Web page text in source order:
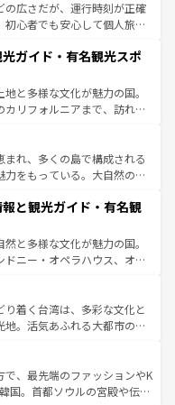
着のフランス情報はコンテンツ一覧
を参照してほしい。
らない英国パブ、サッカー観
体験も豊富。イギリスを旅
の広さだが、運行時刻が正確
心者でも安心して個人旅行
イスならではのユニークな
けでなく町歩きも満喫する
いため物価も高いが、旅行
スもあり、うまく活用すれ
ガイド・有名観光スポ
と多様な文化が魅力の国。
リフォルニアまで、訪れる
ョッピング、エンターテイ
ポットだ。一方、アメリカ
ンドキャニオンやイエロー
楽と美食が融合した独特の
の各地域で異なる魅力を楽
な歴史を感じることができ
プや列車の旅も、アメリカ
れ、多くの島で構成される
をもっている。大自然の神
番の観光地といえばオアフ
らマウイ島やカウアイ島が
に輝く海をはじめ、豊かな
アロハスピリット」と呼ば
やハワイアンミュージッ
すべてがハワイの魅力を彩
発見と感動が待っているハ
と観光ガイド・有名観
と多様な文化が魅力の国。
ニー・オペラハウス、オー
えるウルル（エアーズロッ
林やケアンズの熱帯雨林な
、カフェやワイン、オージ
ており、サーフィンやダイ
トドア好きにはたまらな
魅力を存分に味わいつくそ
着く台湾は、多彩な文化と
。活気あふれる大都市の台
台湾東部など、都市の喧騒
、訪れる人に新しい発見と
、奥深い台湾の食文化も魅
、最先端のファッションやK
国。首都ソウルの宮殿や伝統